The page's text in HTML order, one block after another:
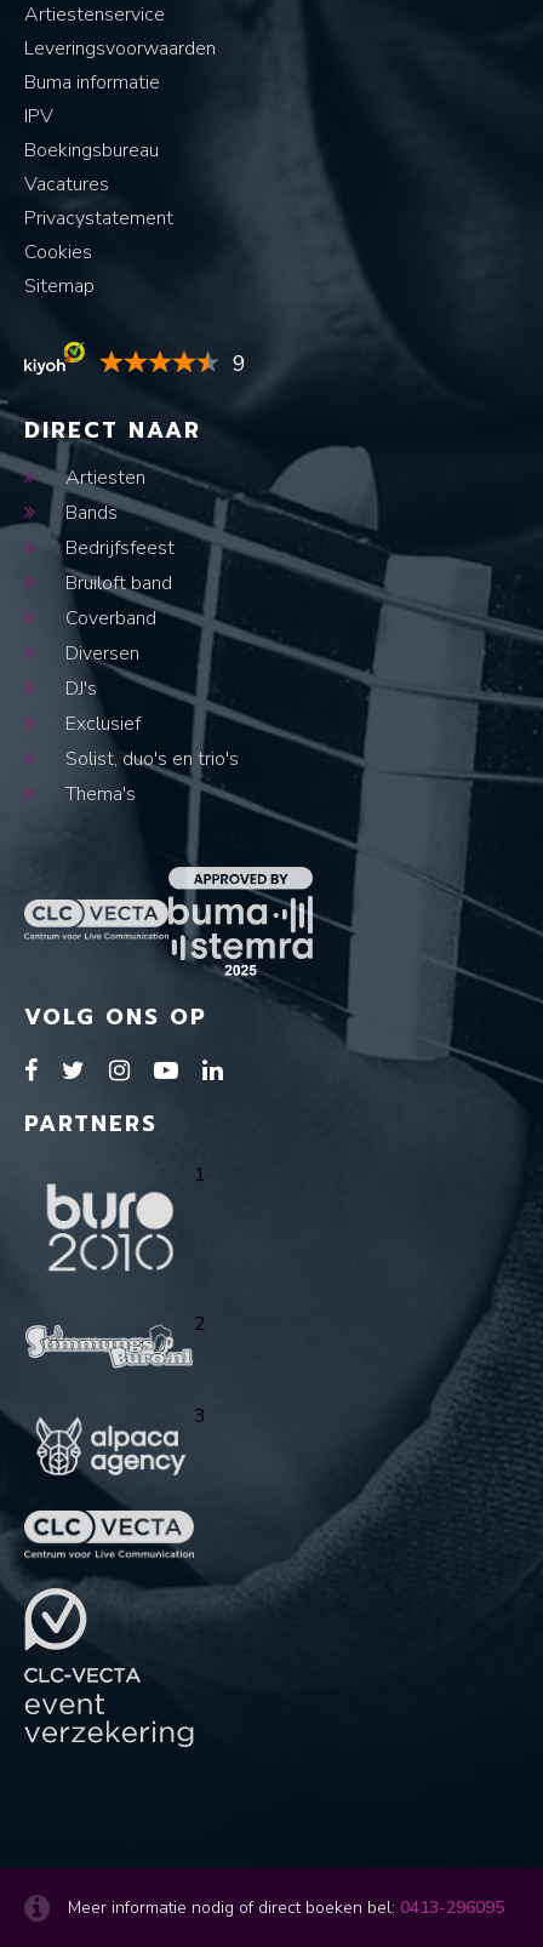
Artiestenservice
Leveringsvoorwaarden
Buma informatie
IPV
Boekingsbureau
Vacatures
Privacystatement
Cookies
Sitemap
9
DIRECT NAAR
Artiesten
Bands
Bedrijfsfeest
Bruiloft band
Coverband
Diversen
DJ's
Exclusief
Solist, duo's en trio's
Thema's
VOLG ONS OP
PARTNERS
1
2
3
Meer informatie nodig of direct boeken bel: 0413-296095